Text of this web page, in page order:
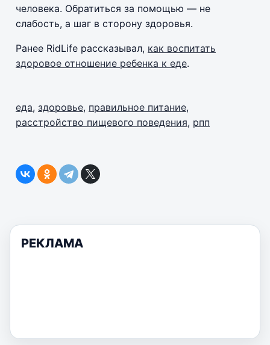
человека. Обратиться за помощью — не
слабость, а шаг в сторону здоровья.
Ранее RidLife рассказывал, как воспитать
здоровое отношение ребенка к еде.
еда, здоровье, правильное питание,
расстройство пищевого поведения, рпп
РЕКЛАМА